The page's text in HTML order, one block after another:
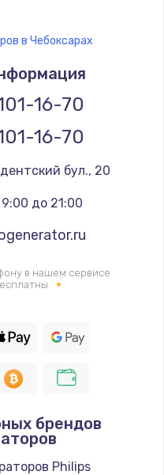
в Чебоксарах
16-70
16-70
бул., 20
до 21:00
в нашем сервисе
брендов
Philips